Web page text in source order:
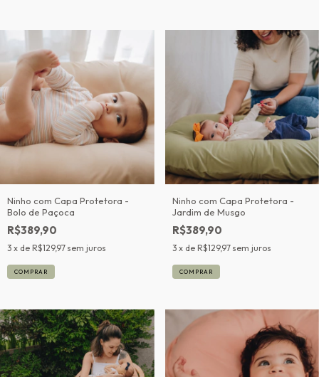
Ninho com Capa Protetora -
Bolo de Paçoca
R$389,90
3 x de R$129,97 sem juros
Ninho com Capa Protetora -
Jardim de Musgo
R$389,90
3 x de R$129,97 sem juros